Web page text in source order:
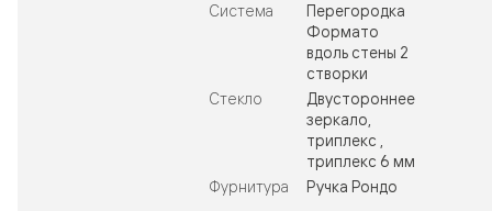
Система
Перегородка
Формато
вдоль стены 2
створки
Стекло
Двустороннее
зеркало,
триплекс ,
триплекс 6 мм
Фурнитура
Ручка Рондо